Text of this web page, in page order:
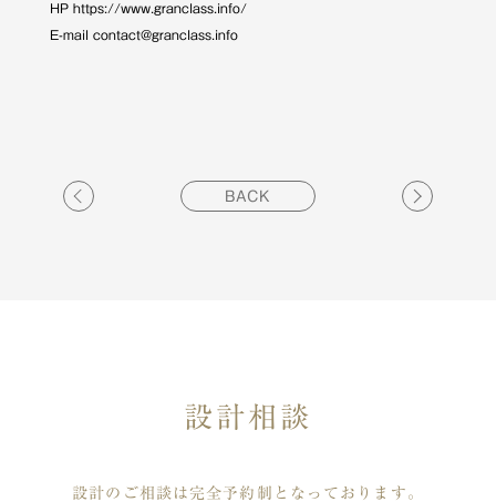
HP https://www.granclass.info/
E-mail contact@granclass.info
BACK
設計相談
設計のご相談は完全予約制となっております。